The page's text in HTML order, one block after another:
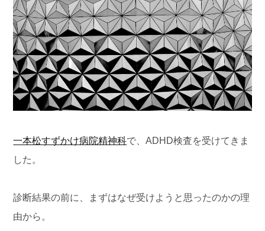
一本松すずかけ病院精神科で、ADHD検査を受けてきま
した。
診断結果の前に、まずはなぜ受けようと思ったのかの理
由から。